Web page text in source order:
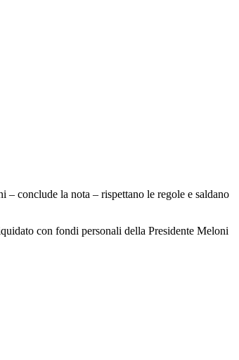
– conclude la nota – rispettano le regole e saldano
con fondi personali della Presidente Meloni